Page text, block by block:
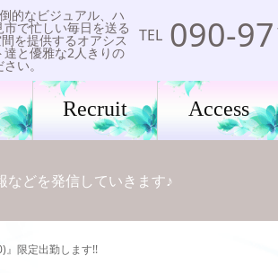
的なビジュアル、ハ
で忙しい毎日を送る
を提供するオアシス
と優雅な2人きりの
さい。
TEL 090-
Recruit Access
どを発信していきます♪
』限定出勤します!!